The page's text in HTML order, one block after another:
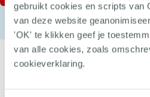
gebruikt cookies en scripts van
van deze website
'OK' te klikken geef je
van alle cookies, zoals
cookieverklaring.